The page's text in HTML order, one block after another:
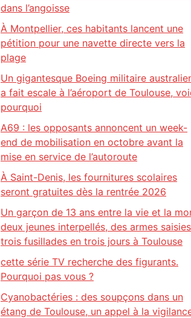
dans l’angoisse
À Montpellier, ces habitants lancent une
pétition pour une navette directe vers la
plage
Un gigantesque Boeing militaire
a fait escale à l’aéroport de Toulouse,
pourquoi
A69 : les opposants annoncent un week-
end de mobilisation en octobre avant la
mise en service de l’autoroute
À Saint-Denis, les fournitures scolaires
seront gratuites dès la rentrée 2026
Un garçon de 13 ans entre la vie et la
deux jeunes interpellés, des armes
trois fusillades en trois jours à Toulouse
cette série TV recherche des figurants.
Pourquoi pas vous ?
Cyanobactéries : des soupçons dans un
étang de Toulouse, un appel à la